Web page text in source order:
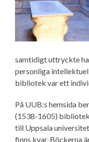
samtidigt uttryckte
personliga
bibliotek var ett
På UUB:s hemsida
(1538-1605)
till Uppsala
finns kvar. Böckerna